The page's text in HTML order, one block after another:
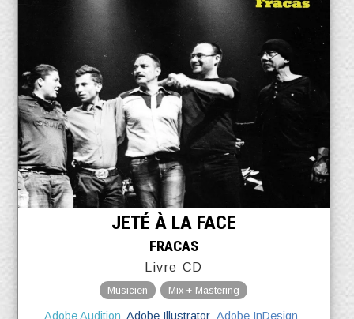
JETÉ À LA FACE
FRACAS
Livre CD
Musicien Mix + Mastering
Adobe Audition Adobe Illustrator Adobe InDesign